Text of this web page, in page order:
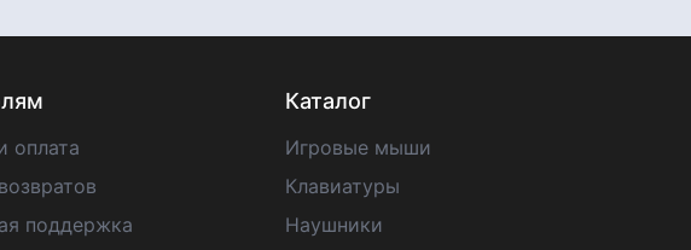
оплата
поддержка
Каталог
Игровые мыши
Клавиатуры
Наушники